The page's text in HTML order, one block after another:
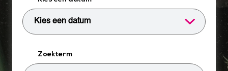
Zoekterm